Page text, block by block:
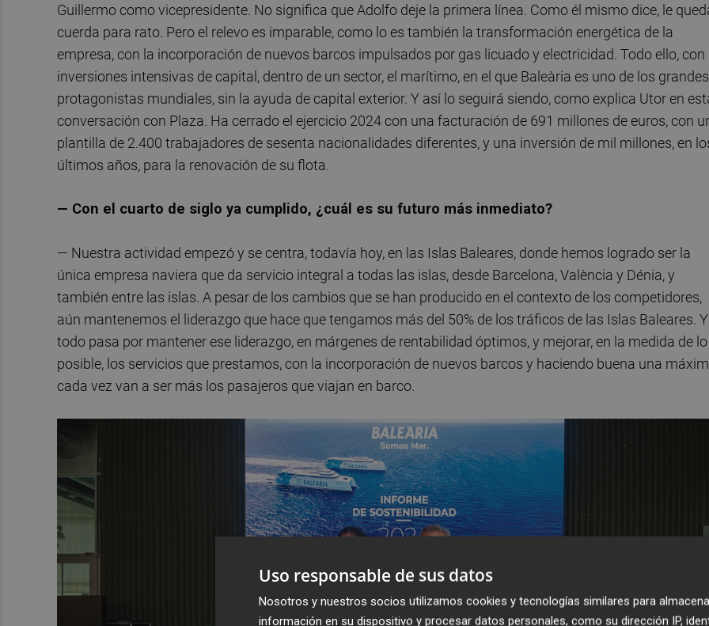
Guillermo como vicepresidente. No significa que Adolfo deje la primera línea. Como él mismo dice, le
cuerda para rato. Pero el relevo es imparable, como lo es también la transformación energética de la
empresa, con la incorporación de nuevos barcos impulsados por gas licuado y electricidad. Todo ello, con
inversiones intensivas de capital, dentro de un sector, el marítimo, en el que Baleària es uno de los grandes
protagonistas mundiales, sin la ayuda de capital exterior. Y así lo seguirá siendo, como explica Utor en
conversación con Plaza. Ha cerrado el ejercicio 2024 con una facturación de 691 millones de euros, con
plantilla de 2.400 trabajadores de sesenta nacionalidades diferentes, y una inversión de mil millones, en
últimos años, para la renovación de su flota.
— Con el cuarto de siglo ya cumplido, ¿cuál es su futuro más inmediato?
— Nuestra actividad empezó y se centra, todavía hoy, en las Islas Baleares, donde hemos logrado ser la
única empresa naviera que da servicio integral a todas las islas, desde Barcelona, ​​València y Dénia, y
también entre las islas. A pesar de los cambios que se han producido en el contexto de los competidores,
aún mantenemos el liderazgo que hace que tengamos más del 50% de los tráficos de las Islas Baleares. Y
todo pasa por mantener ese liderazgo, en márgenes de rentabilidad óptimos, y mejorar, en la medida de lo
posible, los servicios que prestamos, con la incorporación de nuevos barcos y haciendo buena una
cada vez van a ser más los pasajeros que viajan en barco.
Uso responsable de sus datos
Nosotros y nuestros socios utilizamos cookies y tecnologías similares para
información en su dispositivo y procesar datos personales, como su dirección IP,